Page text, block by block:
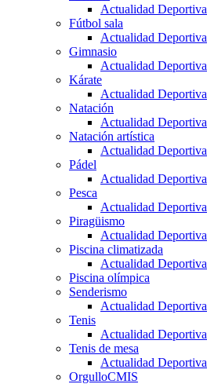
Actualidad Deportiva
Fútbol sala
Actualidad Deportiva
Gimnasio
Actualidad Deportiva
Kárate
Actualidad Deportiva
Natación
Actualidad Deportiva
Natación artística
Actualidad Deportiva
Pádel
Actualidad Deportiva
Pesca
Actualidad Deportiva
Piragüismo
Actualidad Deportiva
Piscina climatizada
Actualidad Deportiva
Piscina olímpica
Senderismo
Actualidad Deportiva
Tenis
Actualidad Deportiva
Tenis de mesa
Actualidad Deportiva
OrgulloCMIS